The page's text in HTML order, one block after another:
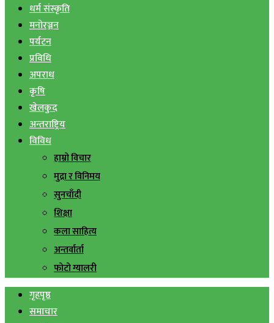
धर्म संस्कृति
मनोरञ्जन
पर्यटन
प्रविधि
अपराध
कृषि
खेलकुद
अन्तराष्ट्रिय
विविध
हाम्रो विचार
मुद्रा र विनिमय
सुनचाँदी
शिक्षा
कला साहित्य
अन्तर्वार्ता
फोटो ग्यालरी
गृहपृष्ठ
समाचार